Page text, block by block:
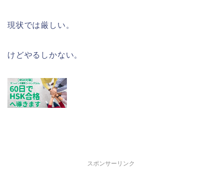
現状では厳しい。
けどやるしかない。
スポンサーリンク